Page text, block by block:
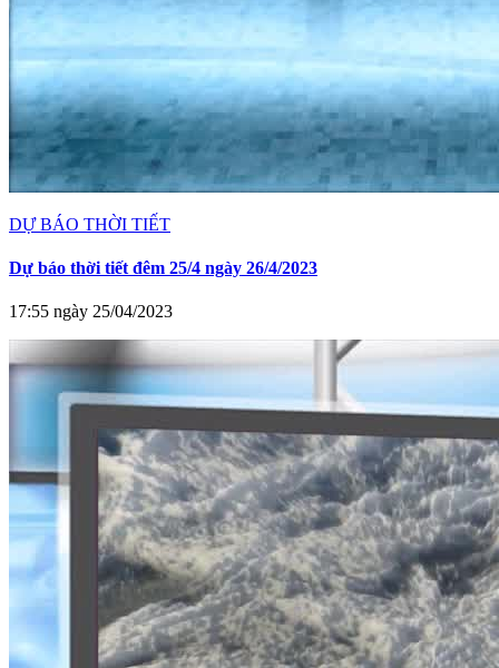
DỰ BÁO THỜI TIẾT
Dự báo thời tiết đêm 25/4 ngày 26/4/2023
17:55 ngày 25/04/2023